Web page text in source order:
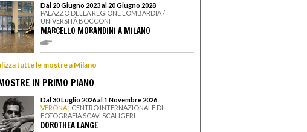
Dal 20 Giugno 2023 al 20 Giugno 2028
PALAZZO DELLA REGIONE LOMBARDIA /
UNIVERSITÀ BOCCONI
MARCELLO MORANDINI A MILANO
tutte le mostre a Milano
IN PRIMO PIANO
Dal 30 Luglio 2026 al 1 Novembre 2026
VERONA | CENTRO INTERNAZIONALE DI
FOTOGRAFIA SCAVI SCALIGERI
DOROTHEA LANGE